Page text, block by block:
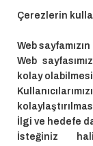
Çerezlerin
Web
Web
kolay
İlgi ve hedefe
İsteğiniz